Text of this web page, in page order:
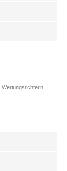
Wertungsrichterin